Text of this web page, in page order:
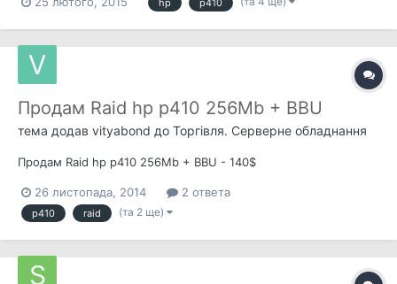
Продам Raid hp p410 256Mb + BBU
тема додав vityabond до Торгівля. Серверне обладнання
Продам Raid hp p410 256Mb + BBU - 140$
26 листопада, 2014 2 ответа
p410 raid (та 2 ще)